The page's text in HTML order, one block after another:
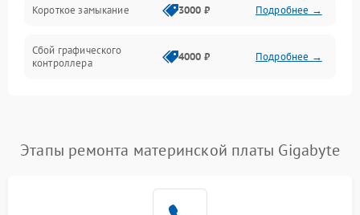
Короткое замыкание 3000 ₽ Подробнее →
Сбой графического
контроллера
4000 ₽ Подробнее →
Этапы ремонта материнской платы Gigabyte